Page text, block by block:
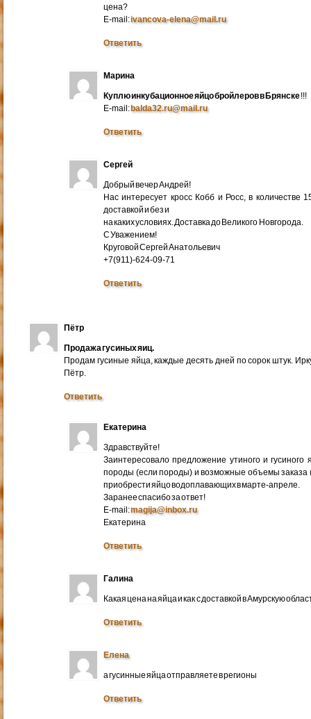
цена?
E-mail:ivancova-elena@mail.ru
Ответить
Марина
Куплю инкубационное яйцо бройлеров в Брянске!!!
E-mail:balda32.ru@mail.ru
Ответить
Сергей
Добрый вечер Андрей!
Нас интересует кросс Кобб и Росс, в количестве
доставкой и без и
на каких условиях. Доставка до Великого Новгорода.
С Уважением!
Круговой Сергей Анатольевич
+7(911)-624-09-71
Ответить
Пётр
Продажа гусиных яиц.
Продам гусиные яйца, каждые десять дней по сорок штук.
Пётр.
Ответить
Екатерина
Здравствуйте!
Заинтересовало предложение утиного и
породы (если породы) и возможные объемы заказа
приобрести яйцо водоплавающих в марте-апреле.
Заранее спасибо за ответ!
E-mail:magija@inbox.ru
Екатерина
Ответить
Галина
Какая цена на яйца и как с доставкой в Амурскую
Ответить
Елена
а гусинные яйца отправляете в регионы
Ответить